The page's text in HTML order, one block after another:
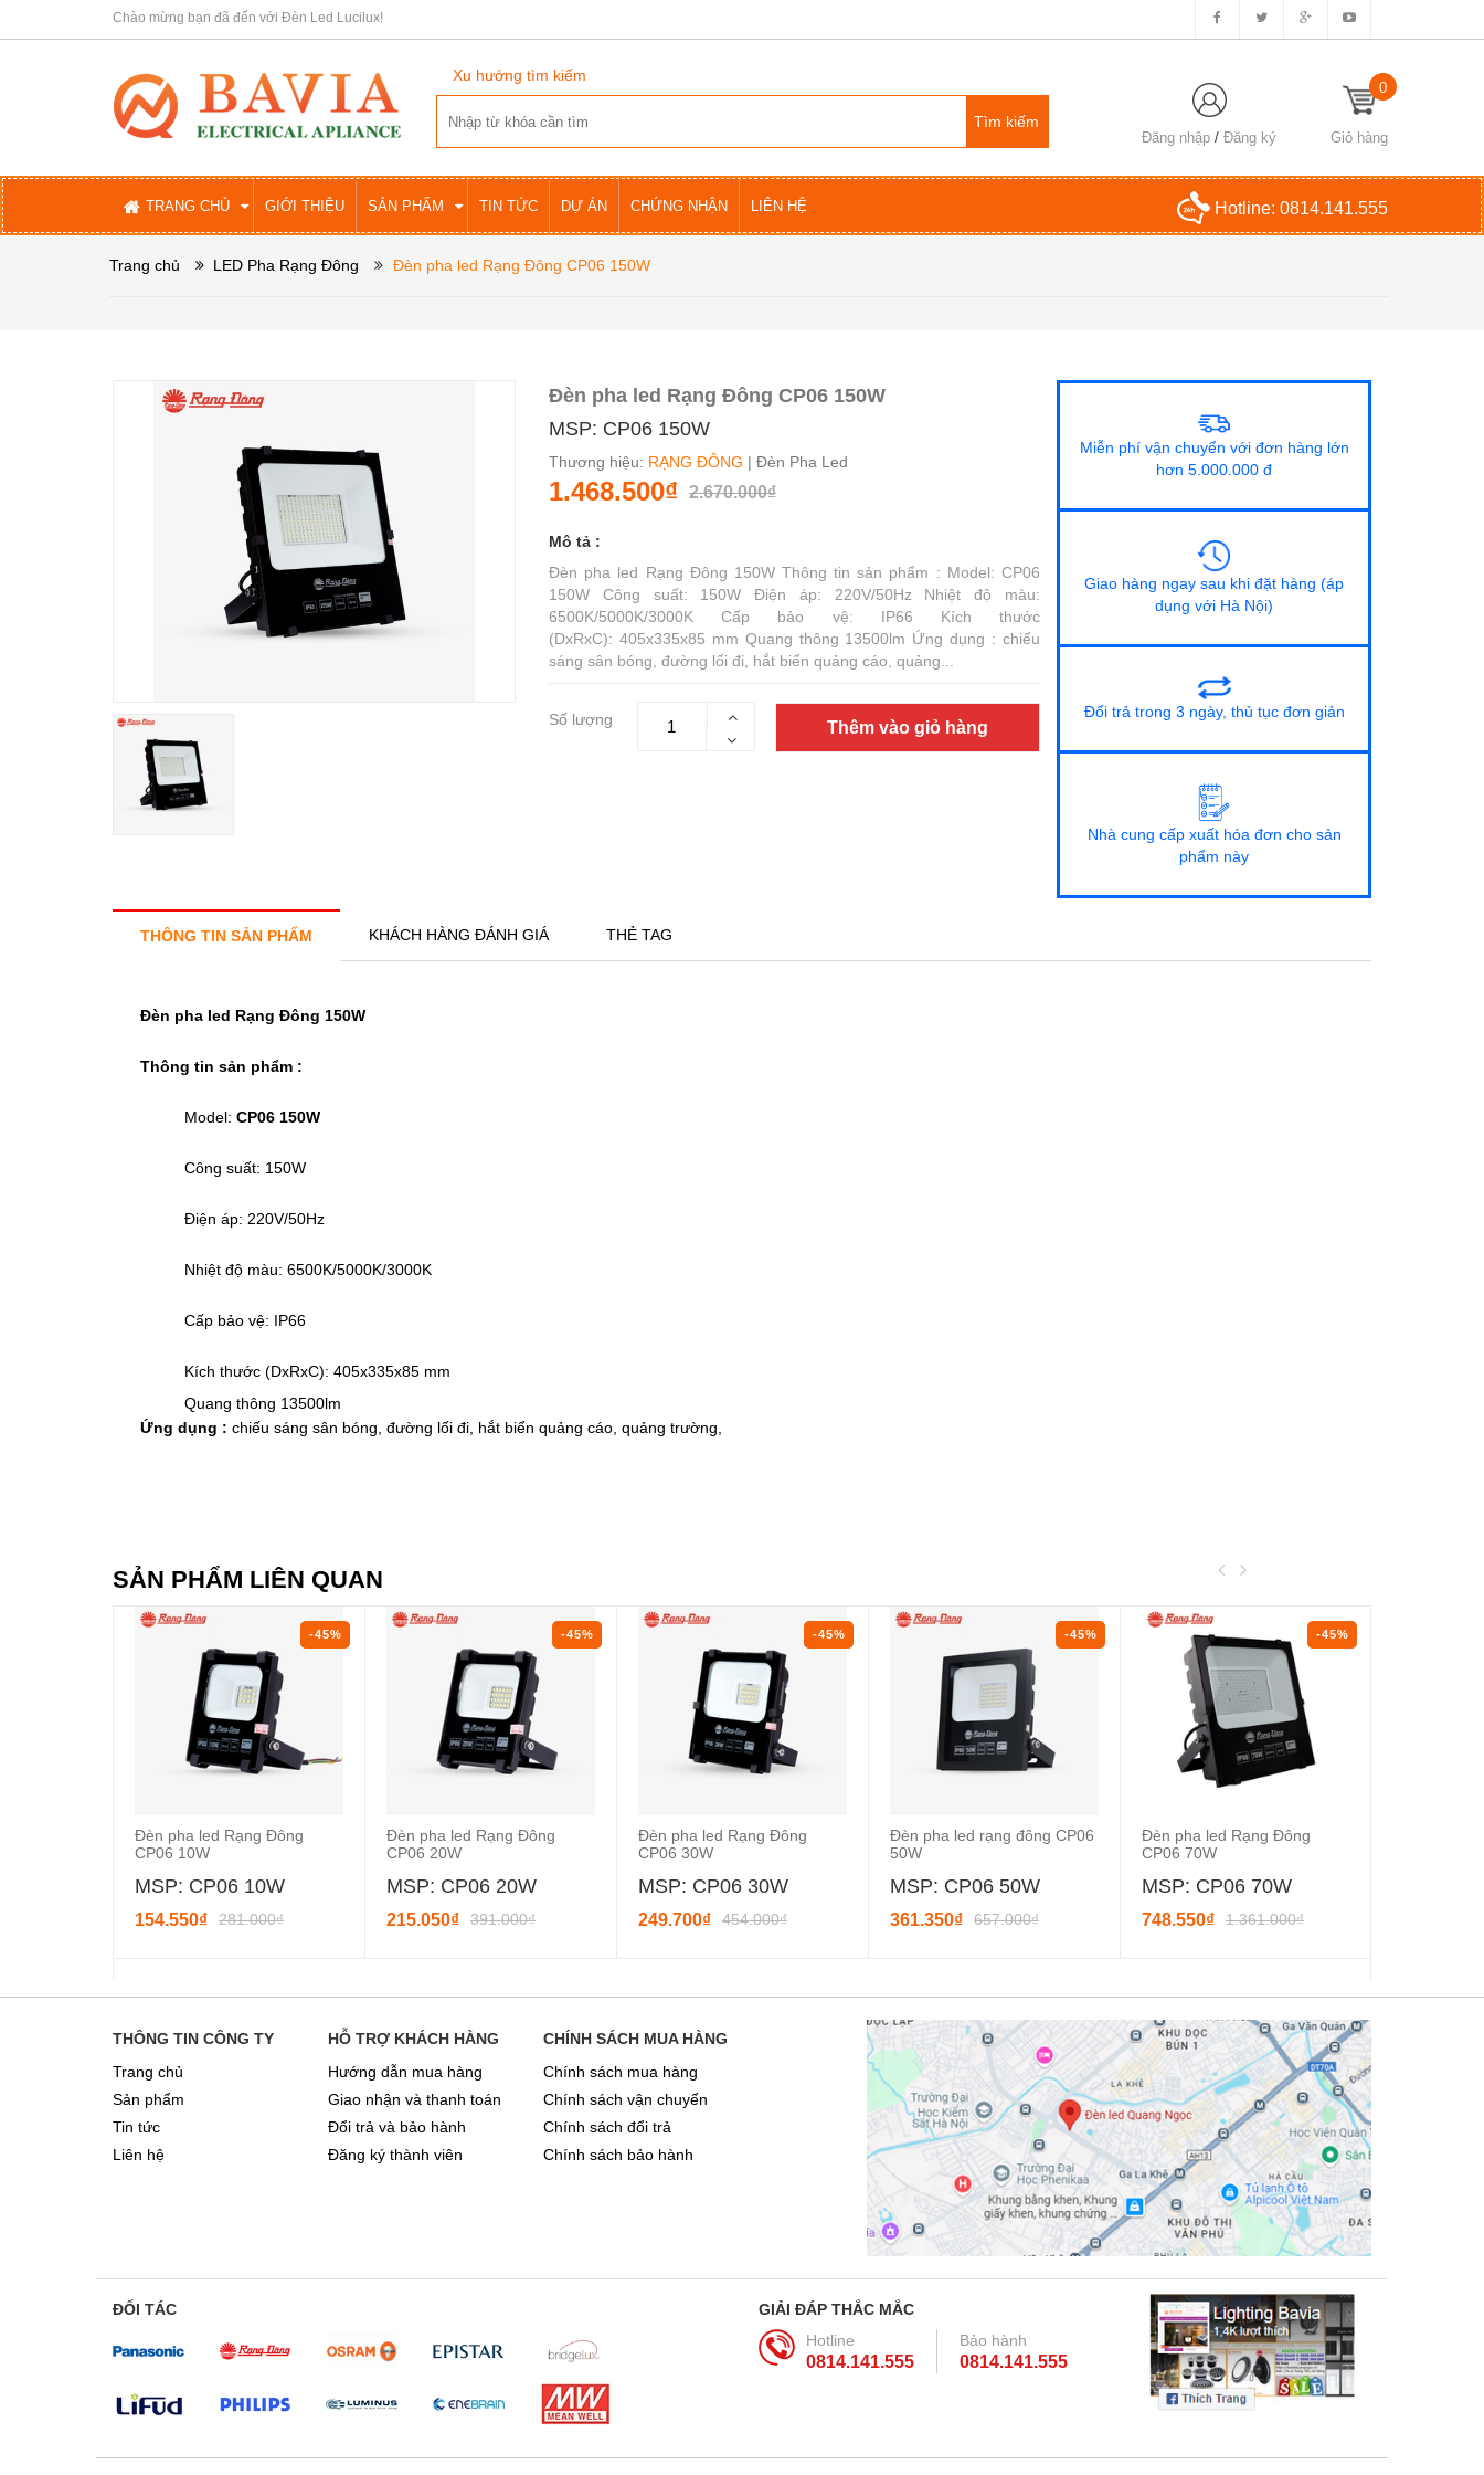
Chào mừng bạn đã đến với Đèn Led Lucilux!
Xu hướng tìm kiếm
Đăng nhập /Đăng ký Giỏ hàng
0
TRANG CHỦ GIỚI THIỆU SẢN PHẨM TIN TỨC DỰ ÁN CHỨNG NHẬN LIÊN HỆ Hotline: 0814.141.555
Trang chủ LED Pha Rạng Đông Đèn pha led Rạng Đông CP06 150W
Đèn pha led Rạng Đông CP06 150W
MSP: CP06 150W
Thương hiệu: RẠNG ĐÔNG | Đèn Pha Led
1.468.500₫ 2.670.000₫
Mô tả :
Đèn pha led Rạng Đông 150W Thông tin sản phẩm : Model: CP06
150W Công suất: 150W Điện áp: 220V/50Hz Nhiệt độ màu:
6500K/5000K/3000K Cấp bảo vệ: IP66 Kích thước
(DxRxC): 405x335x85 mm Quang thông 13500lm Ứng dụng : chiếu
sáng sân bóng, đường lối đi, hắt biển quảng cáo, quảng...
Số lượng Thêm vào giỏ hàng
Miễn phí vận chuyển với đơn hàng lớn
hơn 5.000.000 đ
Giao hàng ngay sau khi đặt hàng (áp
dụng với Hà Nội)
Đổi trả trong 3 ngày, thủ tục đơn giản
Nhà cung cấp xuất hóa đơn cho sản
phẩm này
THÔNG TIN SẢN PHẨM KHÁCH HÀNG ĐÁNH GIÁ THẺ TAG
Đèn pha led Rạng Đông 150W
Thông tin sản phẩm :
Model: CP06 150W
Công suất: 150W
Điện áp: 220V/50Hz
Nhiệt độ màu: 6500K/5000K/3000K
Cấp bảo vệ: IP66
Kích thước (DxRxC): 405x335x85 mm
Quang thông 13500lm
Ứng dụng : chiếu sáng sân bóng, đường lối đi, hắt biển quảng cáo, quảng trường,
SẢN PHẨM LIÊN QUAN
-45%
Đèn pha led Rạng Đông
CP06 10W
MSP: CP06 10W
154.550₫ 281.000₫
-45%
Đèn pha led Rạng Đông
CP06 20W
MSP: CP06 20W
215.050₫ 391.000₫
-45%
Đèn pha led Rạng Đông
CP06 30W
MSP: CP06 30W
249.700₫ 454.000₫
-45%
Đèn pha led rạng đông CP06
50W
MSP: CP06 50W
361.350₫ 657.000₫
-45%
Đèn pha led Rạng Đông
CP06 70W
MSP: CP06 70W
748.550₫ 1.361.000₫
THÔNG TIN CÔNG TY
Trang chủ
Sản phẩm
Tin tức
Liên hệ
HỖ TRỢ KHÁCH HÀNG
Hướng dẫn mua hàng
Giao nhận và thanh toán
Đổi trả và bảo hành
Đăng ký thành viên
CHÍNH SÁCH MUA HÀNG
Chính sách mua hàng
Chính sách vận chuyển
Chính sách đổi trả
Chính sách bảo hành
ĐỐI TÁC
GIẢI ĐÁP THẮC MẮC
Hotline
0814.141.555
Bảo hành
0814.141.555